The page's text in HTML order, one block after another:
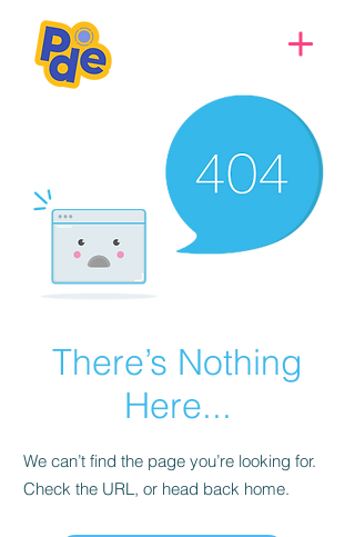
There’s Nothing
Here...
We can’t find the page you’re looking for.
Check the URL, or head back home.